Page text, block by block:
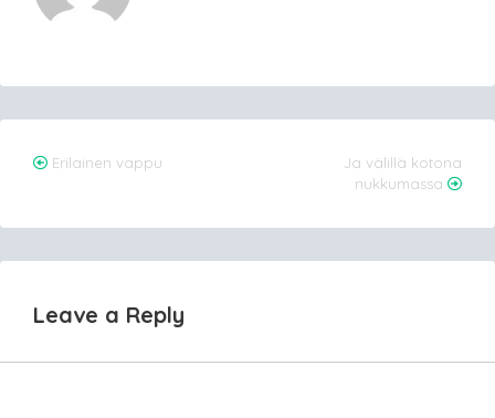
Post
Erilainen vappu
Ja välillä kotona
nukkumassa
Leave a Reply